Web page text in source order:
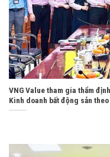
VNG Value tham gia thẩm
Kinh doanh bất động sản